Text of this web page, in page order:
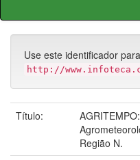
Use este identificador
http://
Título:
Região N.